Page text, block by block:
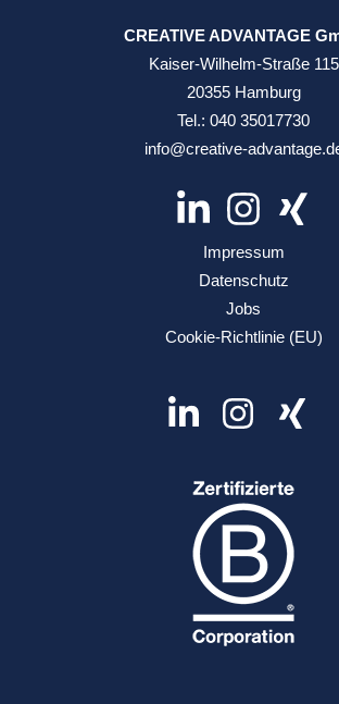
CREATIVE ADVANTAGE
Kaiser-Wilhelm-Straße 115
20355 Hamburg
Tel.: 040 35017730
info@creative-
Impressum
Datenschutz
Jobs
Cookie-Richtlinie (EU)